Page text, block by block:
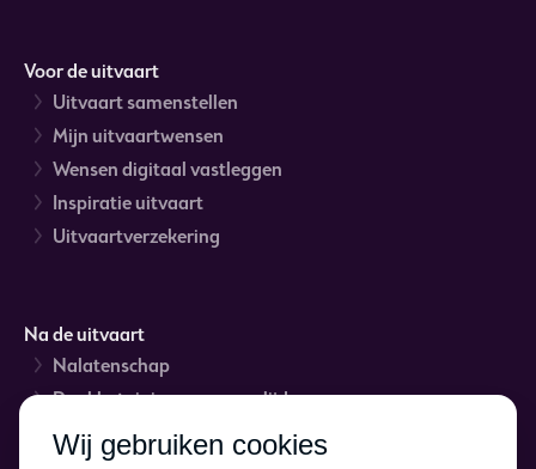
Voor de uitvaart
Uitvaart samenstellen
Mijn uitvaartwensen
Wensen digitaal vastleggen
Inspiratie uitvaart
Uitvaartverzekering
Na de uitvaart
Nalatenschap
Dankbetuigingen na overlijden
Rouwverwerking
Wij gebruiken cookies